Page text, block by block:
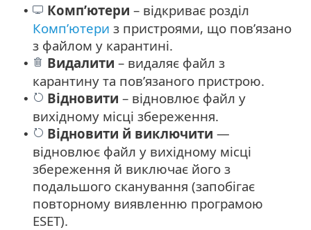
• Комп’ютери – відкриває розділ
Комп’ютери з пристроями, що пов’язано
з файлом у карантині.
• Видалити – видаляє файл з
карантину та пов’язаного пристрою.
• Відновити – відновлює файл у
вихідному місці збереження.
• Відновити й виключити —
відновлює файл у вихідному місці
збереження й виключає його з
подальшого сканування (запобігає
повторному виявленню програмою
ESET).